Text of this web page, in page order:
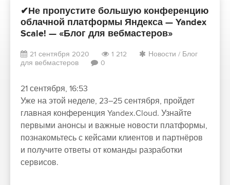
✔Не пропустите большую конференцию
облачной платформы Яндекса — Yandex
Scale! — «Блог для вебмастеров»
21 сентября 2020 1 212 Новости / Блог
для вебмастеров
0
21 сентября, 16:53
Уже на этой неделе, 23–25 сентября, пройдет
главная конференция Yandex.Cloud. Узнайте
первыми анонсы и важные новости платформы,
познакомьтесь с кейсами клиентов и партнёров
и получите ответы от команды разработки
сервисов.